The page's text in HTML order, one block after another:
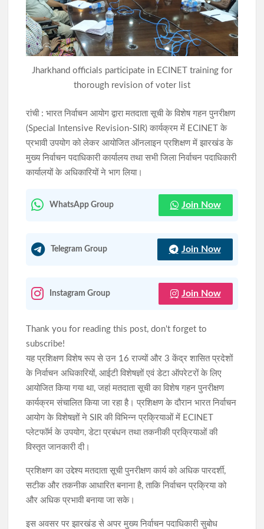
झारखंड विधानसभा के मॉनसून सत्र के दौरान नए विधानसभा परिसर के 750
मीटर दायरे में निषेधाज्ञा लागू
झारखंड में छात्रों के मुद्दे पर कांग्रेस का दोहरा चरित्र उजागर: आदित्य साहू
Jharkhand officials participate in ECINET training for
thorough revision of voter list
रांची : भारत निर्वाचन आयोग द्वारा मतदाता सूची के विशेष गहन पुनरीक्षण
(Special Intensive Revision-SIR) कार्यक्रम में ECINET के
प्रभावी उपयोग को लेकर आयोजित ऑनलाइन प्रशिक्षण में झारखंड के
मुख्य निर्वाचन पदाधिकारी कार्यालय तथा सभी जिला निर्वाचन पदाधिकारी
कार्यालयों के अधिकारियों ने भाग लिया।
WhatsApp Group Join Now
Telegram Group Join Now
Instagram Group Join Now
Thank you for reading this post, don't forget to
subscribe!
यह प्रशिक्षण विशेष रूप से उन 16 राज्यों और 3 केंद्र शासित प्रदेशों
के निर्वाचन अधिकारियों, आईटी विशेषज्ञों एवं डेटा ऑपरेटरों के लिए
आयोजित किया गया था, जहां मतदाता सूची का विशेष गहन पुनरीक्षण
कार्यक्रम संचालित किया जा रहा है। प्रशिक्षण के दौरान भारत निर्वाचन
आयोग के विशेषज्ञों ने SIR की विभिन्न प्रक्रियाओं में ECINET
प्लेटफॉर्म के उपयोग, डेटा प्रबंधन तथा तकनीकी प्रक्रियाओं की
विस्तृत जानकारी दी।
प्रशिक्षण का उद्देश्य मतदाता सूची पुनरीक्षण कार्य को अधिक पारदर्शी,
सटीक और तकनीक आधारित बनाना है, ताकि निर्वाचन प्रक्रिया को
और अधिक प्रभावी बनाया जा सके।
इस अवसर पर झारखंड से अपर मुख्य निर्वाचन पदाधिकारी सुबोध